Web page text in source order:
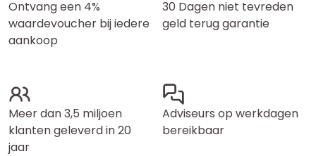
Ontvang een 4%
waardevoucher bij iedere
aankoop
30 Dagen niet tevreden
geld terug garantie
Meer dan 3,5 miljoen
klanten geleverd in 20
jaar
Adviseurs op werkdagen
bereikbaar